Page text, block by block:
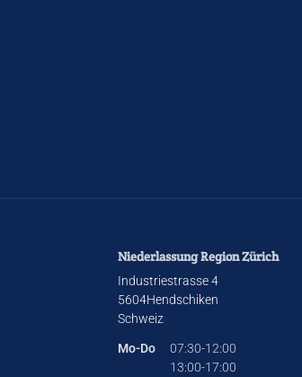
Niederlassung Region Zürich
Industriestrasse 4
5604Hendschiken
Schweiz
Mo-Do
07:30-12:00
13:00-17:00